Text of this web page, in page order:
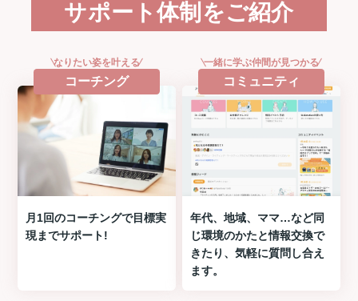
サポート体制をご紹介
なりたい姿を叶える
コーチング
月1回のコーチングで目標実
現までサポート!
一緒に学ぶ仲間が見つかる
コミュニティ
年代、地域、ママ…など同
じ環境のかたと情報交換で
きたり、気軽に質問し合え
ます。